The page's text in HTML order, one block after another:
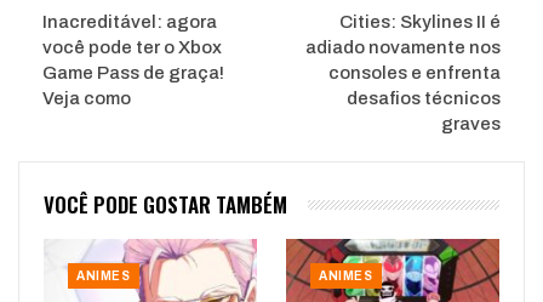
Inacreditável: agora
você pode ter o Xbox
Game Pass de graça!
Veja como
Cities: Skylines II é
adiado novamente nos
consoles e enfrenta
desafios técnicos
graves
VOCÊ PODE GOSTAR TAMBÉM
ANIMES ANIMES